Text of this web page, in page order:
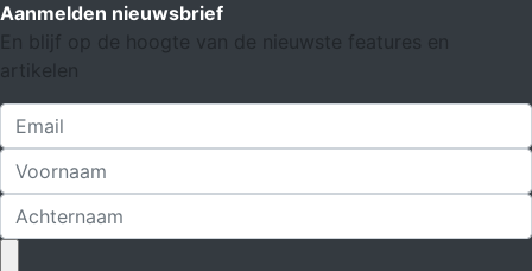
Aanmelden nieuwsbrief
En blijf op de hoogte van de nieuwste features en
artikelen